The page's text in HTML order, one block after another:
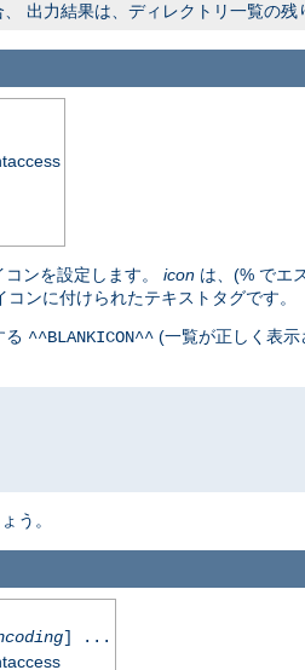
出力結果は、ディレクトリ一覧の残
ンを設定します。 icon は、(% でエ
ンに付けられたテキストタグです。
る ^^BLANKICON^^ (一覧が正しく表
う。
] ...